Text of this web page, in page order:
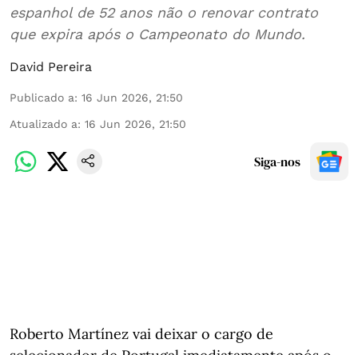
espanhol de 52 anos não o renovar contrato
que expira após o Campeonato do Mundo.
David Pereira
Publicado a: 16 Jun 2026, 21:50
Atualizado a: 16 Jun 2026, 21:50
Siga-nos
Roberto Martínez vai deixar o cargo de